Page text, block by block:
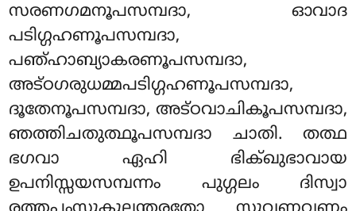
സരണഗമനൂപസമ്പദാ, ഓവാദ
പടിഗ്ഗഹണൂപസമ്പദാ,
പഞ്ഹാബ്യാകരണൂപസമ്പദാ,
അട്ഠഗരുധമ്മപടിഗ്ഗഹണൂപസമ്പദാ,
ദൂതേനൂപസമ്പദാ, അട്ഠവാചികൂപസമ്പദാ,
ഞത്തിചതുത്ഥൂപസമ്പദാ ചാതി. തത്ഥ
ഭഗവാ ഏഹി ഭിക്ഖുഭാവായ
ഉപനിസ്സയസമ്പന്നം പുഗ്ഗലം ദിസ്വാ